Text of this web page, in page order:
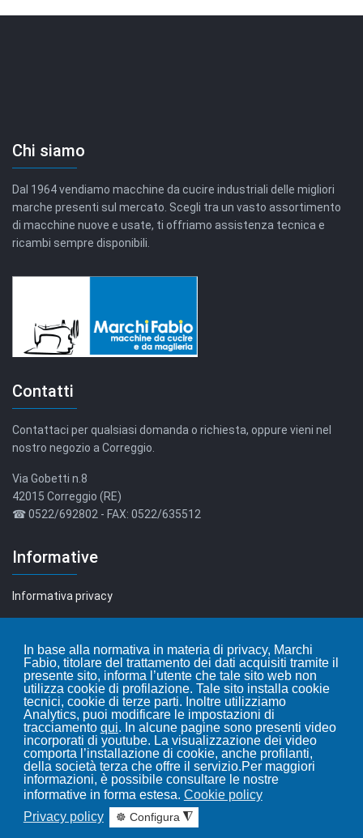
In base alla normativa in materia di privacy, Marchi
Fabio, titolare del trattamento dei dati acquisiti tramite il
presente sito, informa l’utente che tale sito web non
utilizza cookie di profilazione. Tale sito installa cookie
tecnici, cookie di terze parti. Inoltre utilizziamo
Analytics, puoi modificare le impostazioni di
tracciamento qui. In alcune pagine sono presenti video
incorporati di youtube. La visualizzazione dei video
comporta l’installazione di cookie, anche profilanti,
della società terza che offre il servizio.Per maggiori
informazioni, è possibile consultare le nostre
informative in forma estesa. Cookie policy
Privacy policy
☸ Configura ◮
Chi siamo
Dal 1964 vendiamo macchine da cucire industriali delle migliori
marche presenti sul mercato. Scegli tra un vasto assortimento
di macchine nuove e usate, ti offriamo assistenza tecnica e
ricambi sempre disponibili.
Contatti
Contattaci per qualsiasi domanda o richiesta, oppure vieni nel
nostro negozio a Correggio.
Via Gobetti n.8
42015 Correggio (RE)
☎ 0522/692802 - FAX: 0522/635512
Informative
Informativa privacy
Leggi i nostri articoli...
Blog